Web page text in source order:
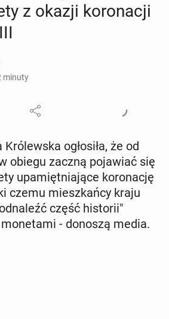
z okazji ko­ro­na­cji
minuty
ogło­si­ła, że od
obiegu zaczną po­ja­wiać się
upa­mięt­nia­ją­ce ko­ro­na­cję
czemu miesz­kań­cy kraju
część hi­sto­rii"
- donoszą media.